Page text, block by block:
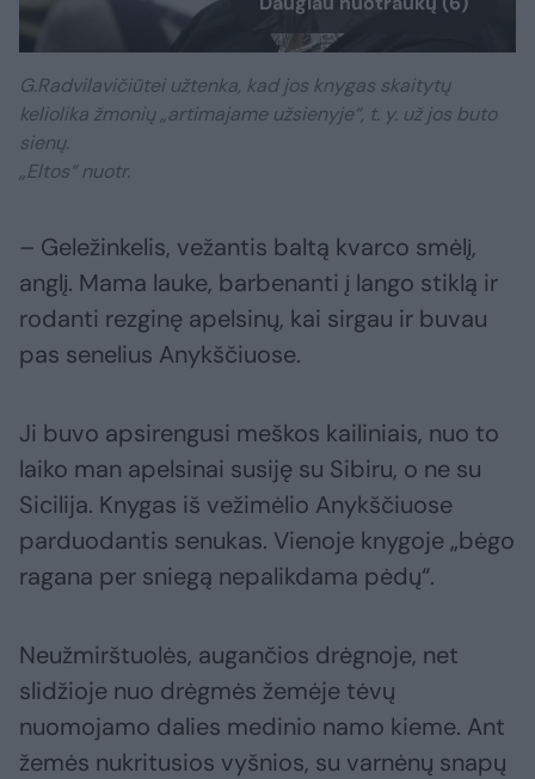
G.Radvilavičiūtei užtenka, kad jos knygas skaitytų
keliolika žmonių „artimajame užsienyje“, t. y. už jos buto
sienų.
„Eltos“ nuotr.
– Geležinkelis, vežantis baltą kvarco smėlį,
anglį. Mama lauke, barbenanti į lango stiklą ir
rodanti rezginę apelsinų, kai sirgau ir buvau
pas senelius Anykščiuose.
Ji buvo apsirengusi meškos kailiniais, nuo to
laiko man apelsinai susiję su Sibiru, o ne su
Sicilija. Knygas iš vežimėlio Anykščiuose
parduodantis senukas. Vienoje knygoje „bėgo
ragana per sniegą nepalikdama pėdų“.
Neužmirštuolės, augančios drėgnoje, net
slidžioje nuo drėgmės žemėje tėvų
nuomojamo dalies medinio namo kieme. Ant
žemės nukritusios vyšnios, su varnėnų snapų